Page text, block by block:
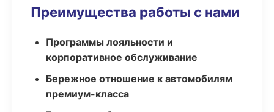
Преимущества работы с нами
Программы лояльности и
корпоративное обслуживание
Бережное отношение к автомобилям
премиум-класса